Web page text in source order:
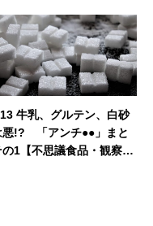
牛乳、グルテン、白砂
悪!? 「アンチ●●」まと
の1【不思議食品・観察